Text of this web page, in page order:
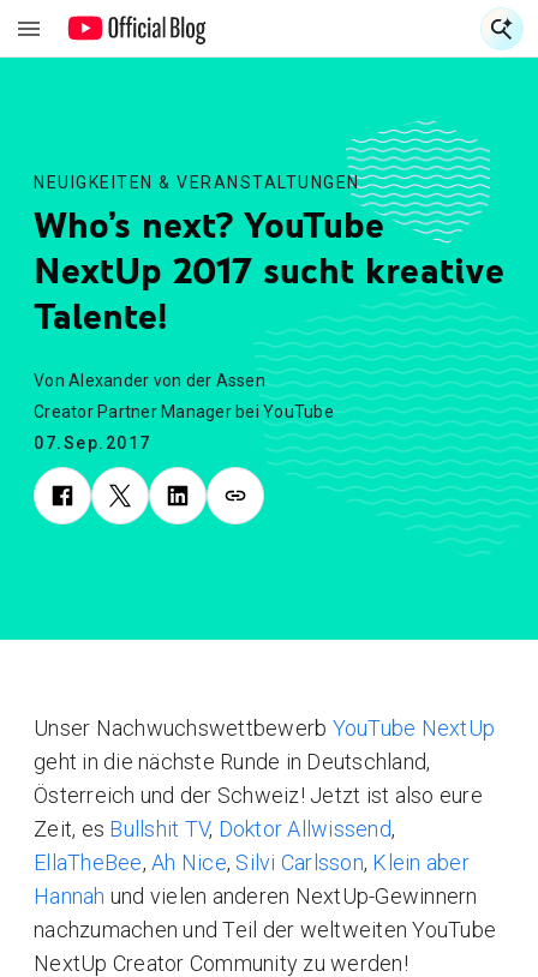
NEUIGKEITEN & VERANSTALTUNGEN
Who’s next? YouTube
NextUp 2017 sucht kreative
Talente!
Von Alexander von der Assen
Creator Partner Manager bei YouTube
07.Sep.2017
Unser Nachwuchswettbewerb YouTube NextUp
geht in die nächste Runde in Deutschland,
Österreich und der Schweiz! Jetzt ist also eure
Zeit, es Bullshit TV, Doktor Allwissend,
EllaTheBee, Ah Nice, Silvi Carlsson, Klein aber
Hannah und vielen anderen NextUp-Gewinnern
nachzumachen und Teil der weltweiten YouTube
NextUp Creator Community zu werden!